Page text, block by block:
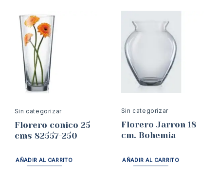
Sin categorizar
Florero conico 25
cms 82557-250
AÑADIR AL CARRITO
Sin categorizar
Florero Jarron 18
cm. Bohemia
AÑADIR AL CARRITO